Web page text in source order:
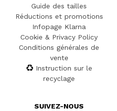
Guide des tailles
Réductions et promotions
Infopage Klarna
Cookie & Privacy Policy
Conditions générales de
vente
Instruction sur le
recyclage
SUIVEZ-NOUS